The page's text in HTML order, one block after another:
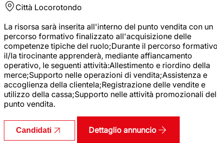
Città Locorotondo
La risorsa sarà inserita all'interno del punto vendita con un
percorso formativo finalizzato all'acquisizione delle
competenze tipiche del ruolo;Durante il percorso
il/la tirocinante apprenderà, mediante affiancamento
operativo, le seguenti attività:Allestimento e riordino della
merce;Supporto nelle operazioni di vendita;Assistenza e
accoglienza della clientela;Registrazione delle vendite e
utilizzo della cassa;Supporto nelle attività promozionali del
punto vendita.
Candidati Dettaglio annuncio